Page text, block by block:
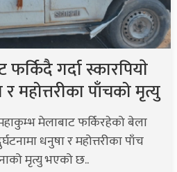
गर्दा स्कारपियाे
र महोत्तरीका पाँचको मृत्यु
मेलाबाट फर्किरहेको बेला
धनुषा र महोत्तरीका पाँच
मृत्यु भएको छ..